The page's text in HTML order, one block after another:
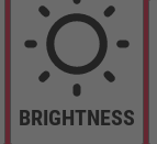
BRIGHTNESS